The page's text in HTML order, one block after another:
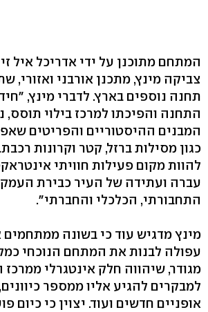
המתחם מתוכנן על ידי אדריכל איל
צביקה מינץ, מתכנן אורבני ואזורי,
תחנה נוספים בארץ. לדברי מינץ,
התחנה והפיכתו למרכז בילוי
המבנים ההיסטוריים והפריטים
כגון מסילות ברזל, קטר וקרונות
להוות מקום פעילות חוויתי
עברה ועתידה של העיר כבירת
התחבורתי, הכלכלי והחברתי".
מינץ מדגיש עוד כי בשונה ממתחמים
עפולה לבנות את המתחם הנוכחי
מגודר, שיהווה חלק אינטגרלי ממרכז
למבקרים להגיע אליו ממספר
אופניים חדשים ועוד. יצוין כי כיום